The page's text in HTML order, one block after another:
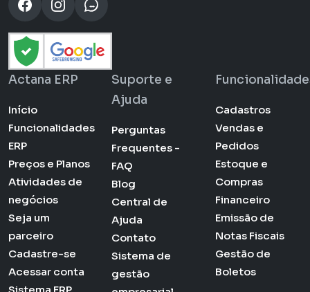
Actana ERP
Início
Funcionalidades
ERP
Preços e Planos
Atividades de
negócios
Seja um
parceiro
Cadastre-se
Acessar conta
Sistema ERP
Suporte e
Ajuda
Perguntas
Frequentes -
FAQ
Blog
Central de
Ajuda
Contato
Sistema de
gestão
Cadastros
Vendas e
Pedidos
Estoque e
Compras
Financeiro
Emissão de
Notas Fiscais
Gestão de
Boletos